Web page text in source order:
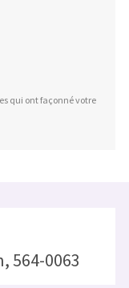
qui ont façonné votre
564-0063